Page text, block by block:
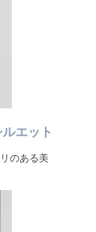
エット
のある美